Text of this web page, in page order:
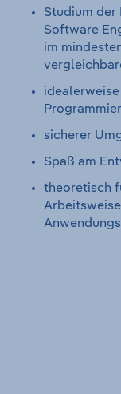
Studium
Software
im
idealerweise
sicherer
Spaß am
theoretisch